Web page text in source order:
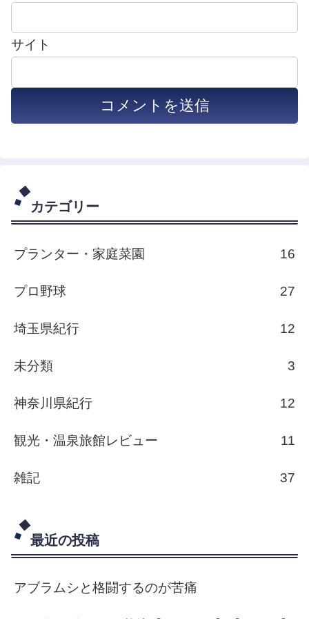
サイト
カテゴリー
プランター・家庭菜園 16
プロ野球 27
埼玉県紀行 12
未分類 3
神奈川県紀行 12
観光・温泉旅館レビュー 11
雑記 37
最近の投稿
アブラムシと格闘するのが苦痛